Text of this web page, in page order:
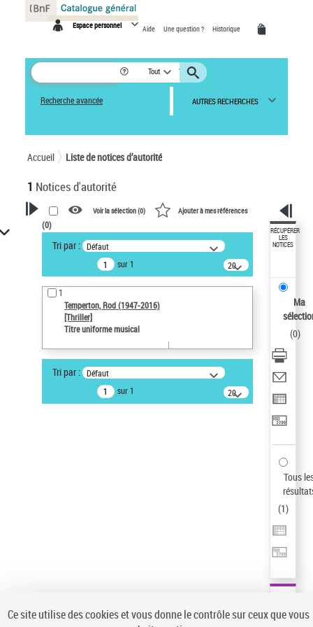
Espace personnel Aide Une question ? Historique
Tout
Recherche avancée AUTRES RECHERCHES
Accueil Liste de notices d’autorité
1 Notices d'autorité
VOTRE RECHERCHE
Recherche avancée dans les
notices d’autorité
Œuvres liées à l'auteur :
Temperton, Rod (1947-2016)
Sauvegarder votre recherche
AFFINER
Type de notice d'autorité
Voir la sélection (0) Ajouter à mes références
(0)
Tri par : Défaut
sur 1
20
résultats/page
1
Temperton, Rod (1947-2016)
[Thriller]
Titre uniforme musical
Tri par : Défaut
sur 1
20
résultats/page
RÉCUPÉRER
LES
NOTICES
Ma
(0)
Tous
(1)
Panneau de gestion des cookies
Ce site utilise des cookies et vous donne le contrôle sur ceux que vous